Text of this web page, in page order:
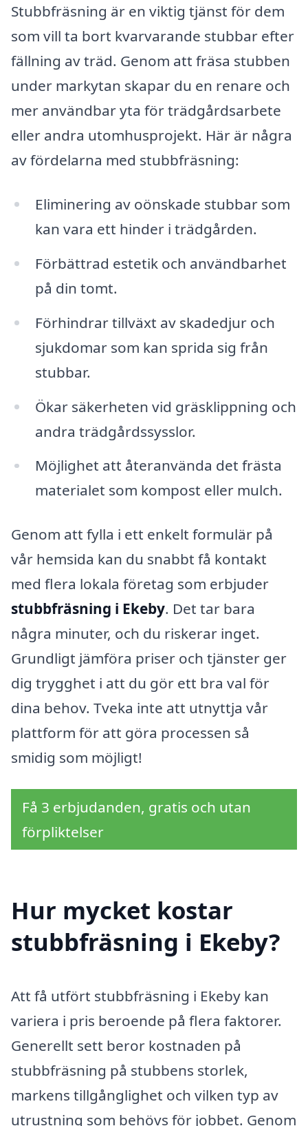
Stubbfräsning är en viktig tjänst för dem
som vill ta bort kvarvarande stubbar efter
fällning av träd. Genom att fräsa stubben
under markytan skapar du en renare och
mer användbar yta för trädgårdsarbete
eller andra utomhusprojekt. Här är några
av fördelarna med stubbfräsning:
Eliminering av oönskade stubbar som
kan vara ett hinder i trädgården.
Förbättrad estetik och användbarhet
på din tomt.
Förhindrar tillväxt av skadedjur och
sjukdomar som kan sprida sig från
stubbar.
Ökar säkerheten vid gräsklippning och
andra trädgårdssysslor.
Möjlighet att återanvända det frästa
materialet som kompost eller mulch.
Genom att fylla i ett enkelt formulär på
vår hemsida kan du snabbt få kontakt
med flera lokala företag som erbjuder
stubbfräsning i Ekeby. Det tar bara
några minuter, och du riskerar inget.
Grundligt jämföra priser och tjänster ger
dig trygghet i att du gör ett bra val för
dina behov. Tveka inte att utnyttja vår
plattform för att göra processen så
smidig som möjligt!
Få 3 erbjudanden, gratis och utan
förpliktelser
Hur mycket kostar
stubbfräsning i Ekeby?
Att få utfört stubbfräsning i Ekeby kan
variera i pris beroende på flera faktorer.
Generellt sett beror kostnaden på
stubbfräsning på stubbens storlek,
markens tillgånglighet och vilken typ av
utrustning som behövs för jobbet. Genom